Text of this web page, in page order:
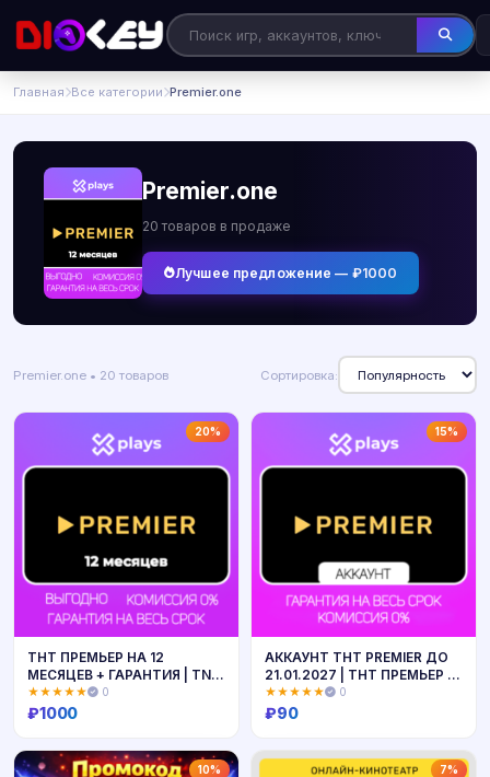
Главная Все категории Premier.one
Premier.one
20 товаров в продаже
Лучшее предложение — ₽1000
Premier.one • 20 товаров Сортировка:
20%
Купить
ТНТ ПРЕМЬЕР НА 12
МЕСЯЦЕВ + ГАРАНТИЯ | TNT
PREMIER
★★★★★ 0
₽1000
15%
Купить
АККАУНТ ТНТ PREMIER ДО
21.01.2027 | ТНТ ПРЕМЬЕР |
ГАРАНТИЯ
★★★★★ 0
₽90
10% 7%